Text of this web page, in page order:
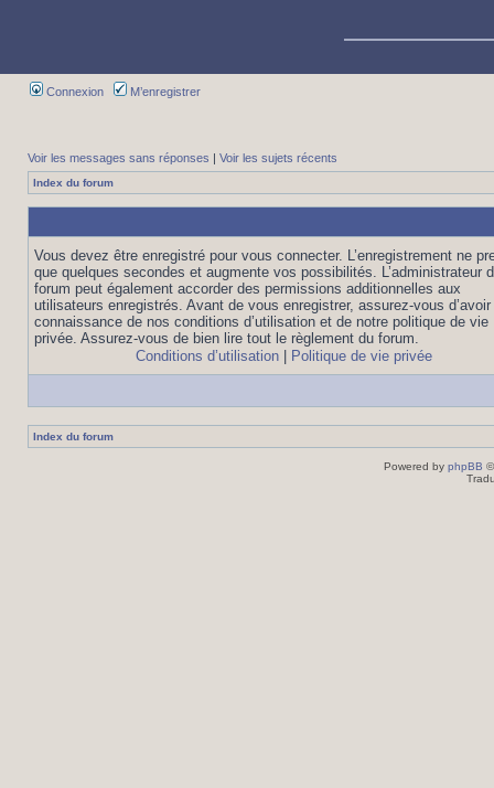
Connexion M’enregistrer
Voir les messages sans réponses | Voir les sujets récents
Index du forum
Vous devez être enregistré pour vous connecter. L’enregistrement ne
que quelques secondes et augmente vos possibilités. L’administrateur
forum peut également accorder des permissions additionnelles aux
utilisateurs enregistrés. Avant de vous enregistrer, assurez-vous
connaissance de nos conditions d’utilisation et de notre politique de vie
privée. Assurez-vous de bien lire tout le règlement du forum.
Conditions d’utilisation
Politique de vie privée
Index du forum
Powered by phpBB